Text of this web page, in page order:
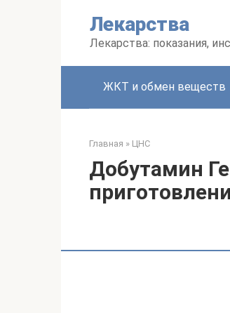
Лекарства
Лекарства: показания,
ЖКТ и обмен веществ
Главная » ЦНС
Добутамин